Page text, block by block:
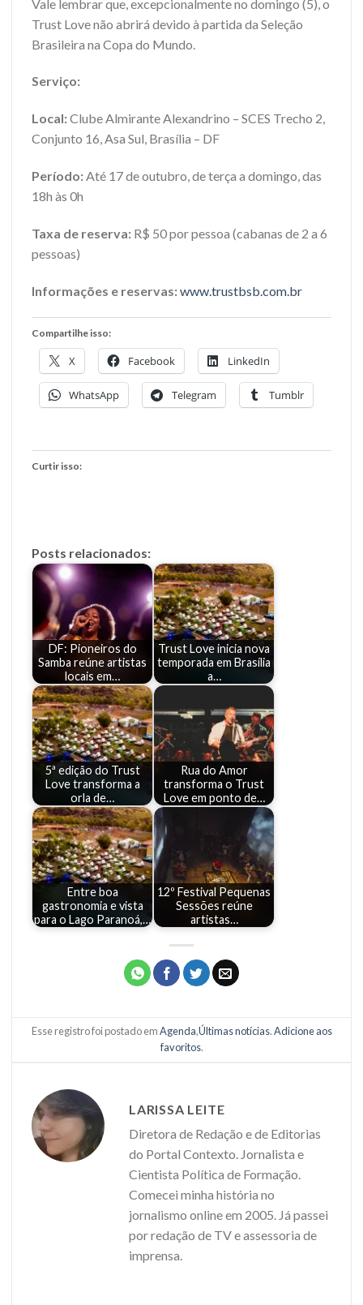
Vale lembrar que, excepcionalmente no domingo (5), o
Trust Love não abrirá devido à partida da Seleção
Brasileira na Copa do Mundo.
Serviço:
Local:Clube Almirante Alexandrino – SCES Trecho 2,
Conjunto 16, Asa Sul, Brasília – DF
Período:Até 17 de outubro, de terça a domingo, das
18h às 0h
Taxa de reserva: R$ 50 por pessoa (cabanas de 2 a 6
pessoas)
Informações e reservas:www.trustbsb.com.br
Compartilhe isso:
X Facebook LinkedIn
WhatsApp Telegram Tumblr
Curtir isso:
Posts relacionados:
DF: Pioneiros do
Samba reúne artistas
locais em…
Trust Love inicia nova
temporada em Brasília
a…
5ª edição do Trust
Love transforma a
orla de…
Rua do Amor
transforma o Trust
Love em ponto de…
Entre boa
gastronomia e vista
para o Lago Paranoá,…
12º Festival Pequenas
Sessões reúne
artistas…
Esse registro foi postado emAgenda,Últimas notícias.Adicione aos
favoritos.
LARISSA LEITE
Diretora de Redação e de Editorias
do Portal Contexto. Jornalista e
Cientista Política de Formação.
Comecei minha história no
jornalismo online em 2005. Já passei
por redação de TV e assessoria de
imprensa.